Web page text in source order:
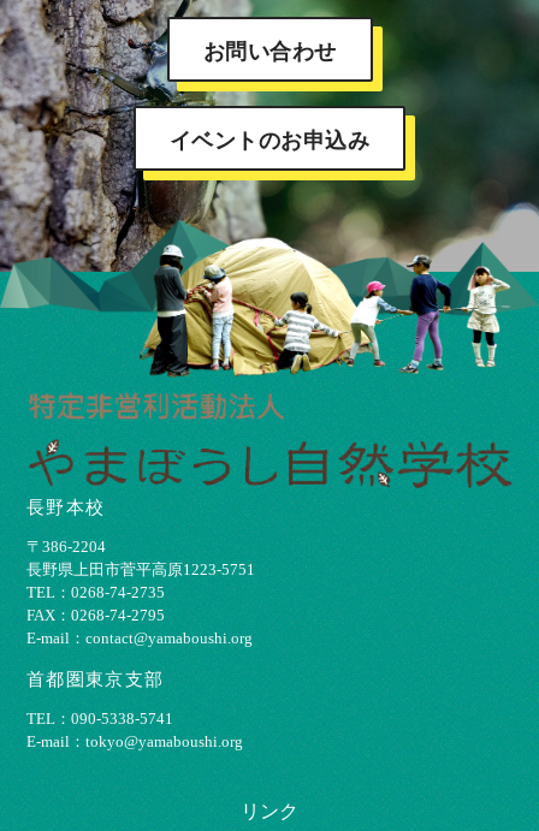
お問い合わせ
イベントのお申込み
長野本校
〒386-2204
⻑野県上⽥市菅平⾼原1223-5751
TEL：0268-74-2735
FAX：0268-74-2795
E-mail：contact@yamaboushi.org
首都圏東京支部
TEL：090-5338-5741
E-mail：tokyo@yamaboushi.org
リンク